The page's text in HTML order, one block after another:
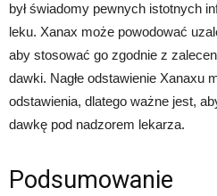
był świadomy pewnych istotnych
leku. Xanax może powodować
aby stosować go zgodnie z
dawki. Nagłe odstawienie Xanaxu
odstawienia, dlatego ważne jest,
dawkę pod nadzorem lekarza.
Podsumowanie